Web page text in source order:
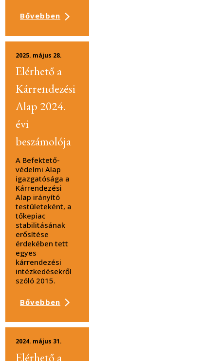
Bővebben
Elérhető a
Kárrendezési
Alap 2024.
évi
beszámolója
2025. május 28.
A Befektető-
védelmi Alap
igazgatósága a
Kárrendezési
Alap irányító
testületeként, a
tőkepiac
stabilitásának
erősítése
érdekében tett
egyes
kárrendezési
intézkedésekről
szóló 2015.
Bővebben
Elérhető a
2024. május 31.